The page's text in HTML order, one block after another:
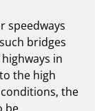
speedways
bridges
in
the high
the